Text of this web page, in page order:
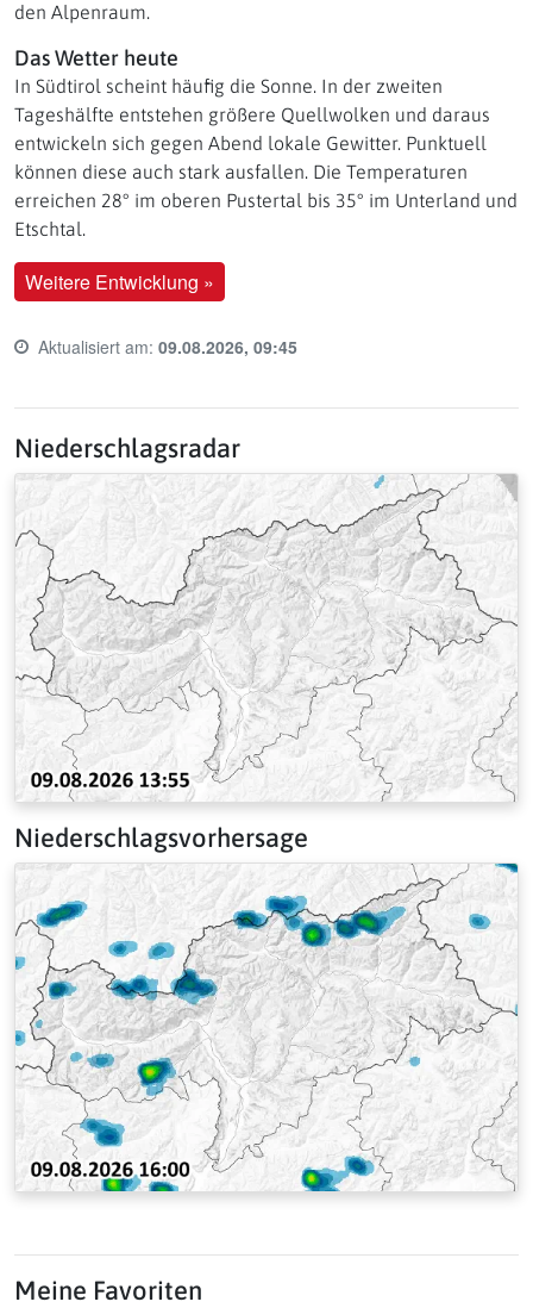
den Alpenraum.
Das Wetter heute
In Südtirol scheint häufig die Sonne. In der zweiten
Tageshälfte entstehen größere Quellwolken und daraus
entwickeln sich gegen Abend lokale Gewitter. Punktuell
können diese auch stark ausfallen. Die Temperaturen
erreichen 28° im oberen Pustertal bis 35° im Unterland und
Etschtal.
Weitere Entwicklung »
Last update time:
Aktualisiert am: 09.08.2026, 09:45
Niederschlagsradar
Niederschlagsvorhersage
Meine Favoriten